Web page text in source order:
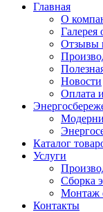
Главная
О
Галерея
Отзывы
Новости
Оплата
Каталог
Услуги
Сборка
Монтаж
Контакты